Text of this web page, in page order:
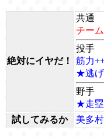
絶対にイヤだ！
共通
チー
投手
筋力
★逃げ
野手
★走塁
試してみるか
美多